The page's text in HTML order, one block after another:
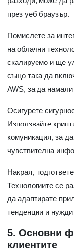
през уеб браузър.
Помислете за
на облачни
скалируемо и ще
също така да
AWS, за да
Осигурете
Използвайте
комуникация, за
чувствителна
Накрая,
Технологиите се
да адаптирате
тенденции и нужди
5. Основни
клиентите